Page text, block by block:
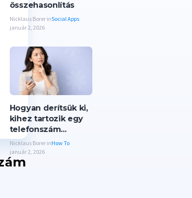
összehasonlítás
Nicklaus Borer inSocial Apps
január 2, 2026
Hogyan derítsük ki,
kihez tartozik egy
telefonszám...
Nicklaus Borer inHow To
január 2, 2026